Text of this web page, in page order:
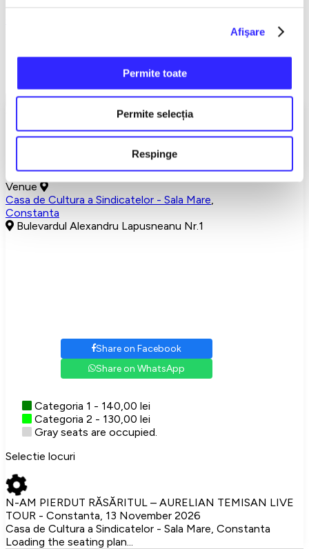
Afişare
Permite toate
Permite selecția
Respinge
WE DIDN'T MISS THE SUNRISE” – LIVE TOUR&...
Show More
Categoria 1 - 140,00 lei
Categoria 2 - 130,00 lei
Gray seats are occupied.
Venue
Casa de Cultura a Sindicatelor - Sala Mare
Constanta
Bulevardul Alexandru Lapusneanu Nr.1
Share on Facebook
Share on WhatsApp
Categoria 1 - 140,00 lei
Categoria 2 - 130,00 lei
Gray seats are occupied.
Selectie locuri
N-AM PIERDUT RĂSĂRITUL – AURELIAN TEMISAN LIVE
TOUR - Constanta, 13 November 2026
Casa de Cultura a Sindicatelor - Sala Mare, Constanta
Loading the seating plan...